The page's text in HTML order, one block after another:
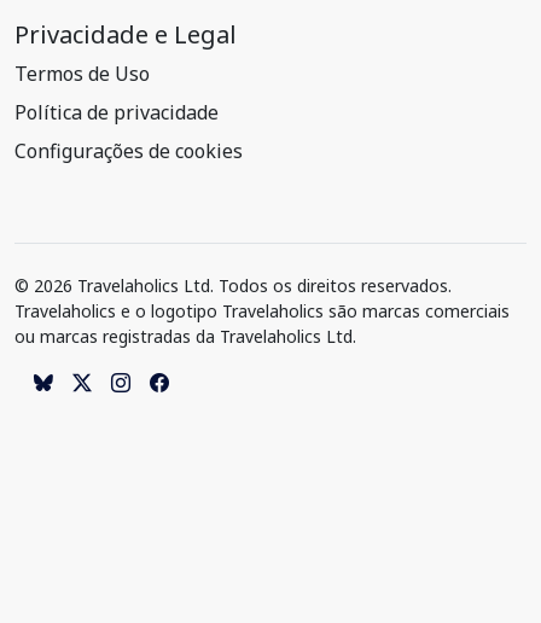
Privacidade e Legal
Termos de Uso
Política de privacidade
Configurações de cookies
© 2026 Travelaholics Ltd. Todos os direitos reservados.
Travelaholics e o logotipo Travelaholics são marcas comerciais
ou marcas registradas da Travelaholics Ltd.